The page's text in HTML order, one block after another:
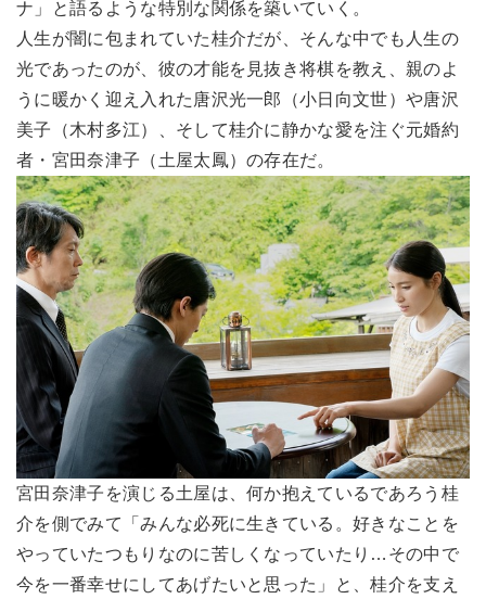
ナ」と語るような特別な関係を築いていく。
人生が闇に包まれていた桂介だが、そんな中でも人生の
光であったのが、彼の才能を見抜き将棋を教え、親のよ
うに暖かく迎え入れた唐沢光一郎（小日向文世）や唐沢
美子（木村多江）、そして桂介に静かな愛を注ぐ元婚約
者・宮田奈津子（土屋太鳳）の存在だ。
宮田奈津子を演じる土屋は、何か抱えているであろう桂
介を側でみて「みんな必死に生きている。好きなことを
やっていたつもりなのに苦しくなっていたり…その中で
今を一番幸せにしてあげたいと思った」と、桂介を支え